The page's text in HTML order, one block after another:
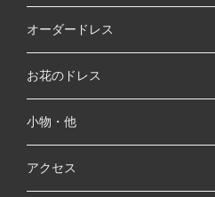
オーダードレス
お花のドレス
小物・他
アクセス